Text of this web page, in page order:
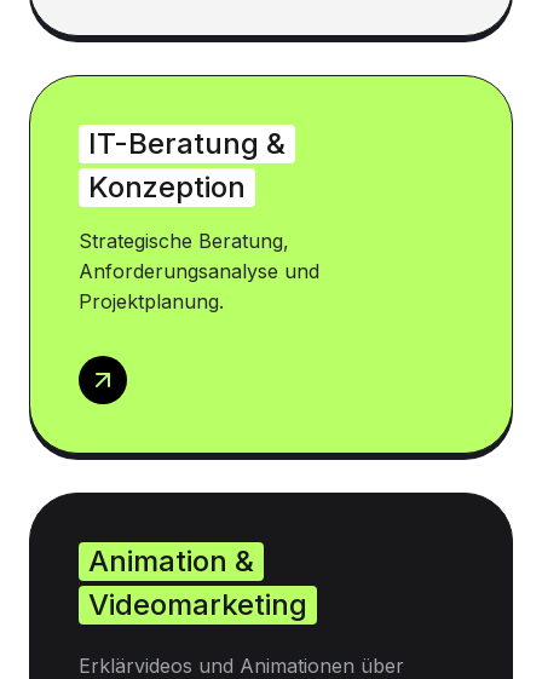
IT-Beratung &
Konzeption
Strategische Beratung,
Anforderungsanalyse und
Projektplanung.
Animation &
Videomarketing
Erklärvideos und Animationen über